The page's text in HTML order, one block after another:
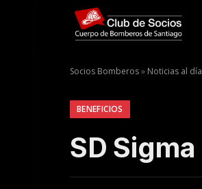
Socios Bomberos» Noticias al día
BENEFICIOS
SD Sigma